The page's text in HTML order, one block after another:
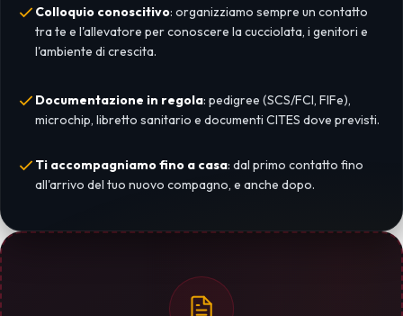
Colloquio conoscitivo: organizziamo sempre un contatto
tra te e l'allevatore per conoscere la cucciolata, i genitori e
l'ambiente di crescita.
Documentazione in regola: pedigree (SCS/FCI, FIFe),
microchip, libretto sanitario e documenti CITES dove previsti.
Ti accompagniamo fino a casa: dal primo contatto fino
all'arrivo del tuo nuovo compagno, e anche dopo.